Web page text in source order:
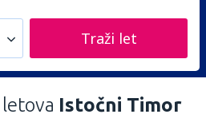
Traži let
Istočni Timor